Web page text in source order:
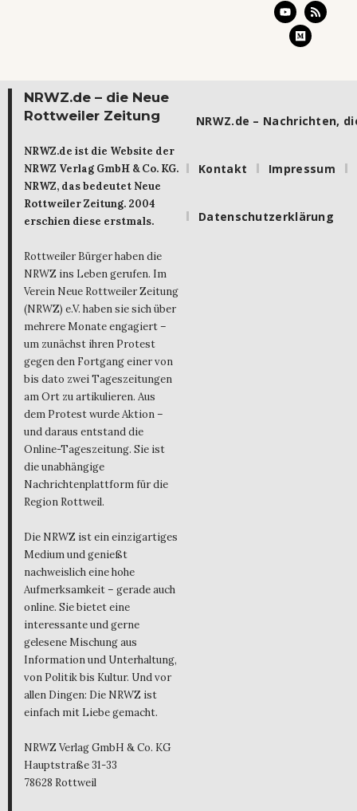
NRWZ.de – die Neue
Rottweiler Zeitung
NRWZ.de ist die Website der
NRWZ Verlag GmbH & Co. KG.
NRWZ, das bedeutet Neue
Rottweiler Zeitung. 2004
erschien diese erstmals.
Rottweiler Bürger haben die
NRWZ ins Leben gerufen. Im
Verein Neue Rottweiler Zeitung
(NRWZ) e.V. haben sie sich über
mehrere Monate engagiert –
um zunächst ihren Protest
gegen den Fortgang einer von
bis dato zwei Tageszeitungen
am Ort zu artikulieren. Aus
dem Protest wurde Aktion –
und daraus entstand die
Online-Tageszeitung. Sie ist
die unabhängige
Nachrichtenplattform für die
Region Rottweil.
Die NRWZ ist ein einzigartiges
Medium und genießt
nachweislich eine hohe
Aufmerksamkeit – gerade auch
online. Sie bietet eine
interessante und gerne
gelesene Mischung aus
Information und Unterhaltung,
von Politik bis Kultur. Und vor
allen Dingen: Die NRWZ ist
einfach mit Liebe gemacht.
NRWZ Verlag GmbH & Co. KG
Hauptstraße 31-33
78628 Rottweil
NRWZ.de – Nachrichten,
Kontakt Impressum
Datenschutzerklärung